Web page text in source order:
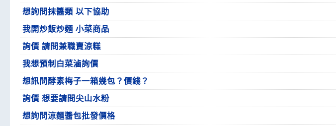
想詢問抹醬類 以下協助
我開炒飯炒麵 小菜商品
詢價 請問兼職賣涼糕
我想預制白菜滷詢價
想訊問酵素梅子一箱幾包？價錢？
詢價 想要請問尖山水粉
想詢問涼麵醬包批發價格